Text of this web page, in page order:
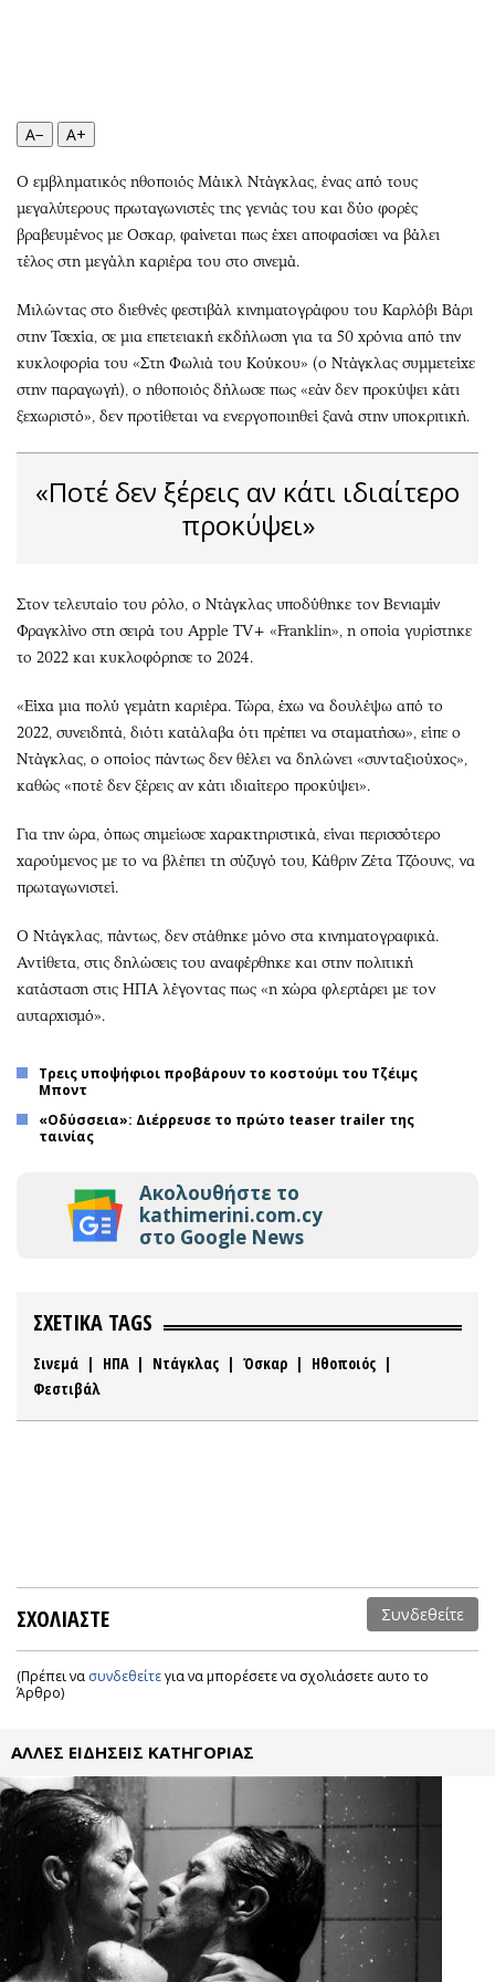
Πολιτισμός
Θέατρο-Χορός
Μουσική
Εικαστικά
Χειρόγραφα
Uncut
Προσφορές
Επιστολές
A− A+
Ο εμβληματικός ηθοποιός Μάικλ Ντάγκλας, ένας από τους
μεγαλύτερους πρωταγωνιστές της γενιάς του και δύο φορές
βραβευμένος με Οσκαρ, φαίνεται πως έχει αποφασίσει να βάλει
τέλος στη μεγάλη καριέρα του στο σινεμά.
Μιλώντας στο διεθνές φεστιβάλ κινηματογράφου του Καρλόβι Βάρι
στην Τσεχία, σε μια επετειακή εκδήλωση για τα 50 χρόνια από την
κυκλοφορία του «Στη Φωλιά του Κούκου» (ο Ντάγκλας συμμετείχε
στην παραγωγή), ο ηθοποιός δήλωσε πως «εάν δεν προκύψει κάτι
ξεχωριστό», δεν προτίθεται να ενεργοποιηθεί ξανά στην υποκριτική.
«Ποτέ δεν ξέρεις αν κάτι ιδιαίτερο
προκύψει»
Στον τελευταίο του ρόλο, ο Ντάγκλας υποδύθηκε τον Βενιαμίν
Φραγκλίνο στη σειρά του Apple TV+ «Franklin», η οποία γυρίστηκε
το 2022 και κυκλοφόρησε το 2024.
«Είχα μια πολύ γεμάτη καριέρα. Τώρα, έχω να δουλέψω από το
2022, συνειδητά, διότι κατάλαβα ότι πρέπει να σταματήσω», είπε ο
Ντάγκλας, ο οποίος πάντως δεν θέλει να δηλώνει «συνταξιούχος»,
καθώς «ποτέ δεν ξέρεις αν κάτι ιδιαίτερο προκύψει».
Για την ώρα, όπως σημείωσε χαρακτηριστικά, είναι περισσότερο
χαρούμενος με το να βλέπει τη σύζυγό του, Κάθριν Ζέτα Τζόουνς, να
πρωταγωνιστεί.
Ο Ντάγκλας, πάντως, δεν στάθηκε μόνο στα κινηματογραφικά.
Αντίθετα, στις δηλώσεις του αναφέρθηκε και στην πολιτική
κατάσταση στις ΗΠΑ λέγοντας πως «η χώρα φλερτάρει με τον
αυταρχισμό».
Τρεις υποψήφιοι προβάρουν το κοστούμι του Τζέιμς
Μποντ
«Οδύσσεια»: Διέρρευσε το πρώτο teaser trailer της
ταινίας
Ακολουθήστε το
kathimerini.com.cy
στο Google News
ΣΧΕΤΙΚΑ TAGS
Σινεμά | ΗΠΑ| Ντάγκλας | Όσκαρ | Ηθοποιός |
Φεστιβάλ
ΣΧΟΛΙΑΣΤΕ Συνδεθείτε
(Πρέπει να συνδεθείτεγια να μπορέσετε να σχολιάσετε αυτο το
Άρθρο)
ΑΛΛΕΣ ΕΙΔΗΣΕΙΣ ΚΑΤΗΓΟΡΙΑΣ